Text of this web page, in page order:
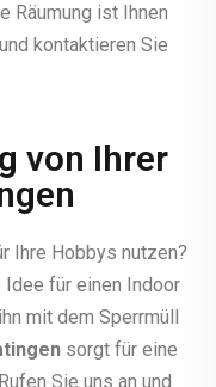
Räumung ist Ihnen
kontaktieren Sie
von Ihrer
Ihre Hobbys nutzen?
Idee für einen Indoor
mit dem Sperrmüll
sorgt für eine
Sie uns an und